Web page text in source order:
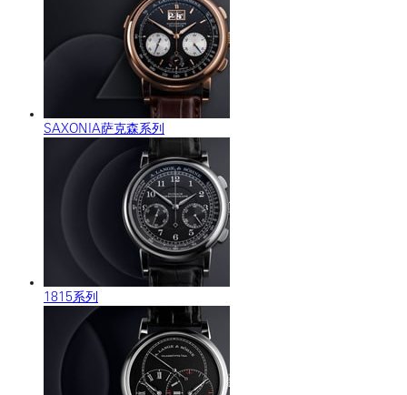
SAXONIA萨克森系列
1815系列